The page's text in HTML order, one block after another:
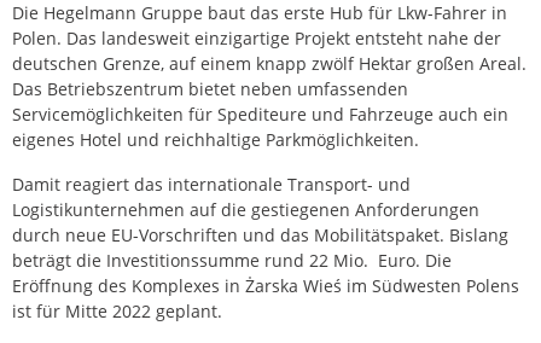
Die Hegelmann Gruppe baut das erste Hub für Lkw-Fahrer in
Polen. Das landesweit einzigartige Projekt entsteht nahe der
deutschen Grenze, auf einem knapp zwölf Hektar großen Areal.
Das Betriebszentrum bietet neben umfassenden
Servicemöglichkeiten für Spediteure und Fahrzeuge auch ein
eigenes Hotel und reichhaltige Parkmöglichkeiten.
Damit reagiert das internationale Transport- und
Logistikunternehmen auf die gestiegenen Anforderungen
durch neue EU-Vorschriften und das Mobilitätspaket. Bislang
beträgt die Investitionssumme rund 22 Mio. Euro. Die
Eröffnung des Komplexes in Żarska Wieś im Südwesten Polens
ist für Mitte 2022 geplant.